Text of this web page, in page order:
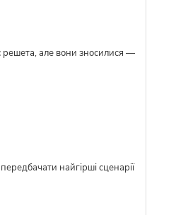
решета, але вони зносилися —
найгірші сценарії